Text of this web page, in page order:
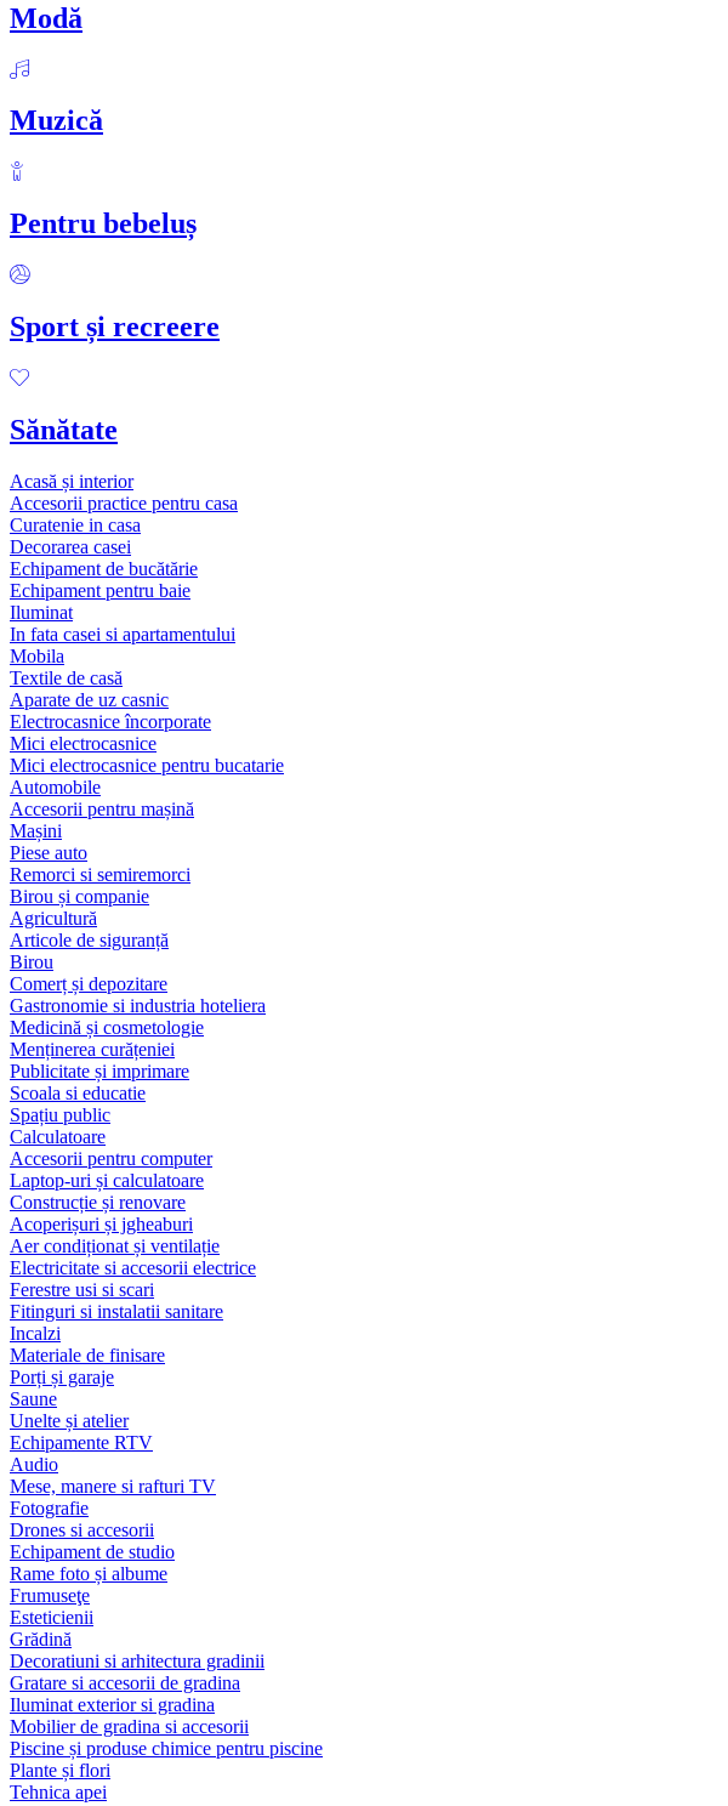
Modă
Muzică
Pentru bebeluș
Sport și recreere
Sănătate
Acasă și interior
Accesorii practice pentru casa
Curatenie in casa
Decorarea casei
Echipament de bucătărie
Echipament pentru baie
Iluminat
In fata casei si apartamentului
Mobila
Textile de casă
Aparate de uz casnic
Electrocasnice încorporate
Mici electrocasnice
Mici electrocasnice pentru bucatarie
Automobile
Accesorii pentru mașină
Mașini
Piese auto
Remorci si semiremorci
Birou și companie
Agricultură
Articole de siguranță
Birou
Comerț și depozitare
Gastronomie si industria hoteliera
Medicină și cosmetologie
Menținerea curățeniei
Publicitate și imprimare
Scoala si educatie
Spațiu public
Calculatoare
Accesorii pentru computer
Laptop-uri și calculatoare
Construcție și renovare
Acoperișuri și jgheaburi
Aer condiționat și ventilație
Electricitate si accesorii electrice
Ferestre usi si scari
Fitinguri si instalatii sanitare
Incalzi
Materiale de finisare
Porți și garaje
Saune
Unelte și atelier
Echipamente RTV
Audio
Mese, manere si rafturi TV
Fotografie
Drones si accesorii
Echipament de studio
Rame foto și albume
Frumuseţe
Esteticienii
Grădină
Decoratiuni si arhitectura gradinii
Gratare si accesorii de gradina
Iluminat exterior si gradina
Mobilier de gradina si accesorii
Piscine și produse chimice pentru piscine
Plante și flori
Tehnica apei